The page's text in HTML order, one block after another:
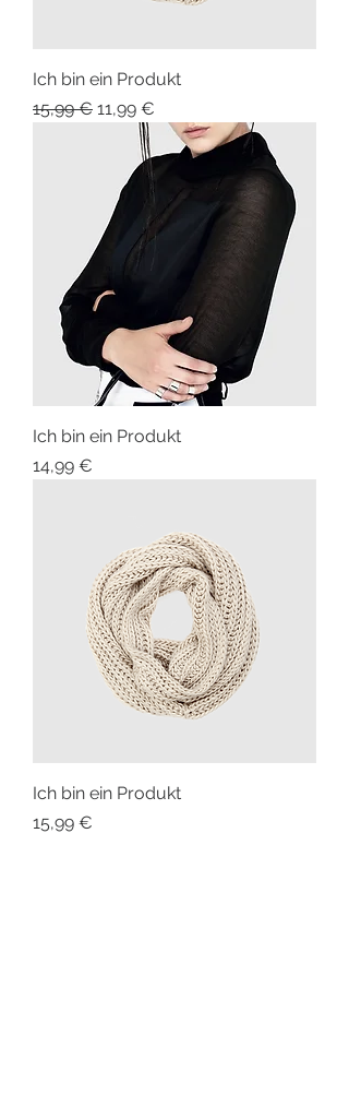
Ich bin ein Produkt
Standardpreis
15,99 € Sale-Preis
11,99 €
Ich bin ein Produkt
Preis
14,99 €
Ich bin ein Produkt
Preis
15,99 €